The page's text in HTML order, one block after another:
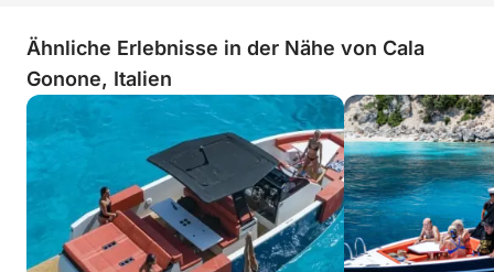
Ähnliche Erlebnisse in der Nähe von Cala
Gonone, Italien